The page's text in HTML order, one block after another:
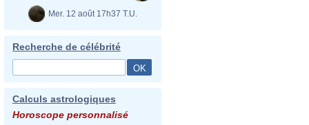
Mer. 12 août 17h37 T.U.
Recherche de célébrité
Calculs astrologiques
Horoscope personnalisé